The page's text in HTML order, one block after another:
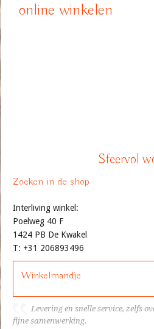
online winkelen
Sfeervol
Zoeken in de shop
Interliving winkel:
Poelweg 40 F
1424 PB De Kwakel
T: +31 206893496
Winkelmandje
Levering en snelle service, zelfs
fijne samenwerking.